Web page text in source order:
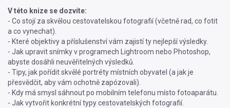
V této knize se dozvíte:
- Co stojí za skvělou cestovatelskou fotografií (včetně rad, co fotit
a co vynechat).
- Které objektivy a příslušenství vám zajistí ty nejlepší výsledky.
- Jak upravit snímky v programech Lightroom nebo Photoshop,
abyste dosáhli neuvěřitelných výsledků.
- Tipy, jak pořídit skvělé portréty místních obyvatel (a jak je
přesvědčit, aby vám ochotně zapózovali).
- Kdy má smysl sáhnout po mobilním telefonu místo fotoaparátu.
- Jak vytvořit konkrétní typy cestovatelských fotografií.